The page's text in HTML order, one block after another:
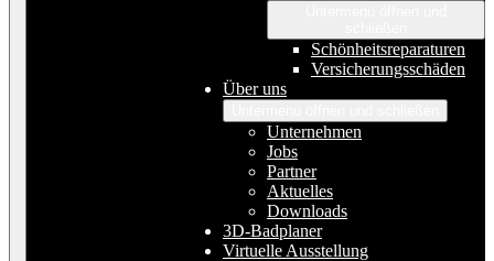
Schönheitsreparaturen
Versicherungsschäden
Über uns
Unternehmen
Jobs
Partner
Aktuelles
Downloads
3D-Badplaner
Virtuelle Ausstellung